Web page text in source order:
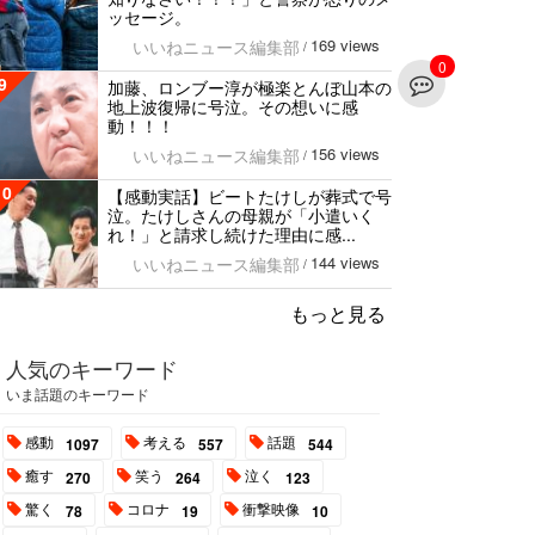
0
ッセージ。
いいねニュース編集部 / 169 views
加藤、ロンブー淳が極楽とんぼ山本の
地上波復帰に号泣。その想いに感
動！！！
いいねニュース編集部 / 156 views
【感動実話】ビートたけしが葬式で号
泣。たけしさんの母親が「小遣いく
れ！」と請求し続けた理由に感...
いいねニュース編集部 / 144 views
もっと見る
人気のキーワード
いま話題のキーワード
感動 1097 考える 557 話題 544
癒す 270 笑う 264 泣く 123
驚く 78 コロナ 19 衝撃映像 10